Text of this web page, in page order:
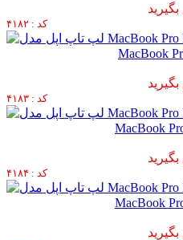
کد : ۴۱۸۲
کد : ۴۱۸۳
کد : ۴۱۸۴